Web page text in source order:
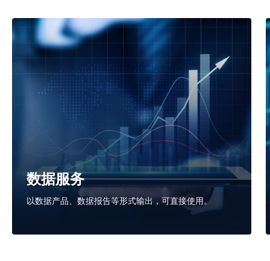
数据服务
以数据产品、数据报告等形式输出，可直接使用。